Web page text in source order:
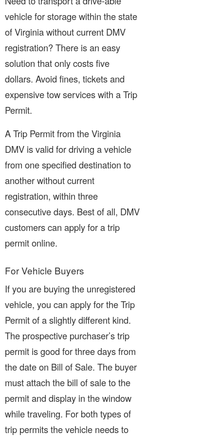
vehicle for storage within the state
of Virginia without current DMV
registration? There is an easy
solution that only costs five
dollars. Avoid fines, tickets and
expensive tow services with a Trip
Permit.
A Trip Permit from the Virginia
DMV is valid for driving a vehicle
from one specified destination to
another without current
registration, within three
consecutive days. Best of all, DMV
customers can apply for a trip
permit online.
For Vehicle Buyers
If you are buying the unregistered
vehicle, you can apply for the Trip
Permit of a slightly different kind.
The prospective purchaser’s trip
permit is good for three days from
the date on Bill of Sale. The buyer
must attach the bill of sale to the
permit and display in the window
while traveling. For both types of
trip permits the vehicle needs to